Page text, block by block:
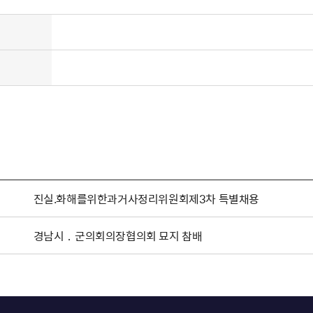
진실.화해를위한과거사정리위원회제3차 특별채용
경남시．군의회의장협의회 묘지 참배